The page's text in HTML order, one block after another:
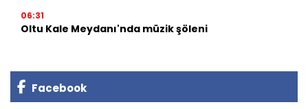
06:31
Oltu Kale Meydanı'nda müzik şöleni
Facebook